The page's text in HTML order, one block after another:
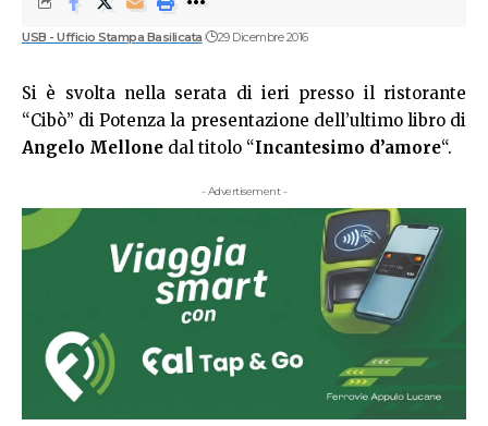
USB - Ufficio Stampa Basilicata 29 Dicembre 2016
Si è svolta nella serata di ieri presso il ristorante
“Cibò” di Potenza la presentazione dell’ultimo libro di
Angelo Mellone dal titolo “Incantesimo d’amore“.
- Advertisement -